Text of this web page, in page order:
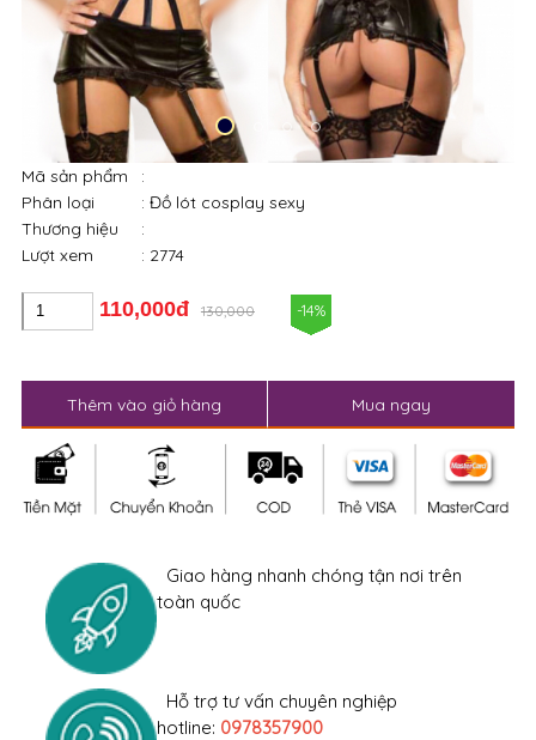
Mã sản phẩm
:
Phân loại
: Đồ lót cosplay sexy
Thương hiệu
:
Lượt xem
: 2774
110,000đ 130,000 -14%
Thêm vào giỏ hàng Mua ngay
Giao hàng nhanh chóng tận nơi trên
toàn quốc
Hỗ trợ tư vấn chuyên nghiệp
hotline: 0978357900